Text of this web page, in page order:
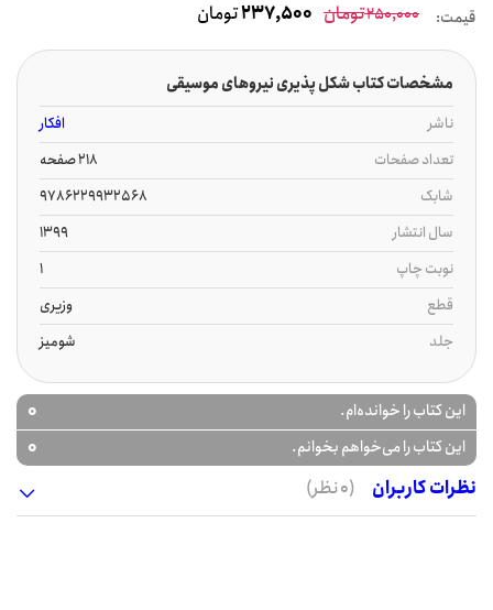
قیمت: 250,000تومان 237,500تومان
مشخصات کتاب شکل پذیری نیروهای موسیقی
ناشر
افکار
تعداد صفحات
218 صفحه
شابک
9786229932568
سال انتشار
1399
نوبت چاپ
1
قطع
وزیری
جلد
شومیز
این کتاب را خوانده‌ام. 0
این کتاب را می‌خواهم بخوانم.
0
نظرات کاربران
(0 نظر)